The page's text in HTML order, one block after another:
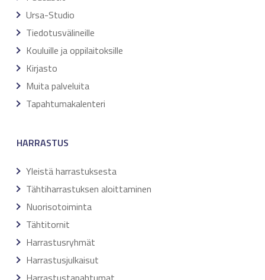
Ursa-Studio
Tiedotusvälineille
Kouluille ja oppilaitoksille
Kirjasto
Muita palveluita
Tapahtumakalenteri
HARRASTUS
Yleistä harrastuksesta
Tähtiharrastuksen aloittaminen
Nuorisotoiminta
Tähtitornit
Harrastusryhmät
Harrastusjulkaisut